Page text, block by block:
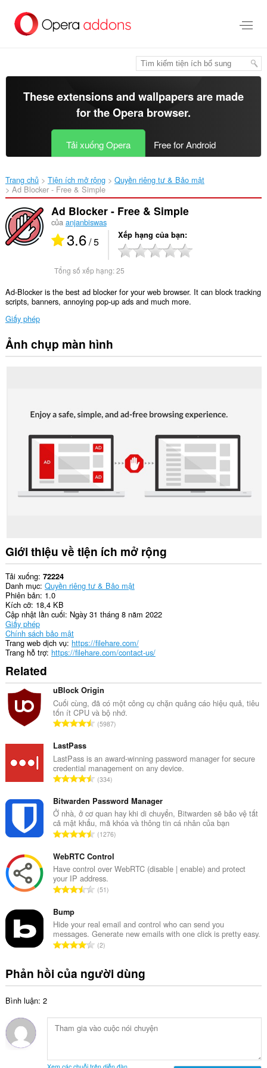
đến
These extensions and wallpapers are made
for theOpera browser.
Tải xuống Opera Free for Android
Trang chủ Tiện ích mở rộng
Quyền riêng tư & Bảo mật
Ad Blocker - Free & Simple‎
Ad Blocker - Free & Simple
của anjanbiswas
3.6/ 5 Xếp hạng của bạn
Tổng số xếp hạng:25
Ad-Blocker is the best ad blocker for your web browser. It can block tracking
scripts, banners, annoying pop-up ads and much more.
Giấy phép
Tiện
ích
Ảnh chụp màn hình
Giới thiệu về tiện ích mở rộng
Tải xuống 72224
Danh mục Quyền riêng tư & Bảo mật
Phiên bản 1.0
Kích cỡ 18,4 KB
Cập nhật lần cuối Ngày 31 tháng 8 năm 2022
Giấy phép
Chính sách bảo mật
Trang web dịch vụ https://filehare.com/
Trang hỗ trợ https://filehare.com/contact-us/
Related
uBlock Origin
Cuối cùng, đã có một công cụ chặn quảng cáo hiệu quả, tiêu
tốn ít CPU và bộ nhớ.
T
g
s
ố
ế
p
h
ạ
n
g
:
5987
LastPass
LastPass is an award-winning password manager for secure
credential management on any device.
T
n
g
s
ố
ế
p
h
ạ
g
:
334
Bitwarden Password Manager
Ở nhà, ở cơ quan hay khi di chuyển, Bitwarden sẽ bảo vệ tất
cả mật khẩu, mã khóa và thông tin cá nhân của bạn
T
n
g
s
ố
p
h
ạ
g
:
1276
WebRTC Control
Have control over WebRTC (disable | enable) and protect
your IP address.
T
g
s
ố
ế
p
n
g
51
Bump
Hide your real email and control who can send you
messages. Generate new emails with one click is pretty easy.
T
g
x
ế
ạ
2
Phản hồi của người dùng
Bình luận: 2